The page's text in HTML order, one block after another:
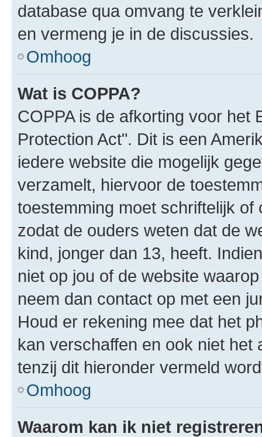
database qua omvang te
en vermeng je in de discussies.
Omhoog
Wat is COPPA?
COPPA is de afkorting voor het
Protection Act". Dit is een
iedere website die mogelijk
verzamelt, hiervoor de
toestemming moet schriftelijk
zodat de ouders weten dat de
kind, jonger dan 13, heeft.
niet op jou of de website
neem dan contact op met een
Houd er rekening mee dat het
kan verschaffen en ook niet
tenzij dit hieronder vermeld
Omhoog
Waarom kan ik niet